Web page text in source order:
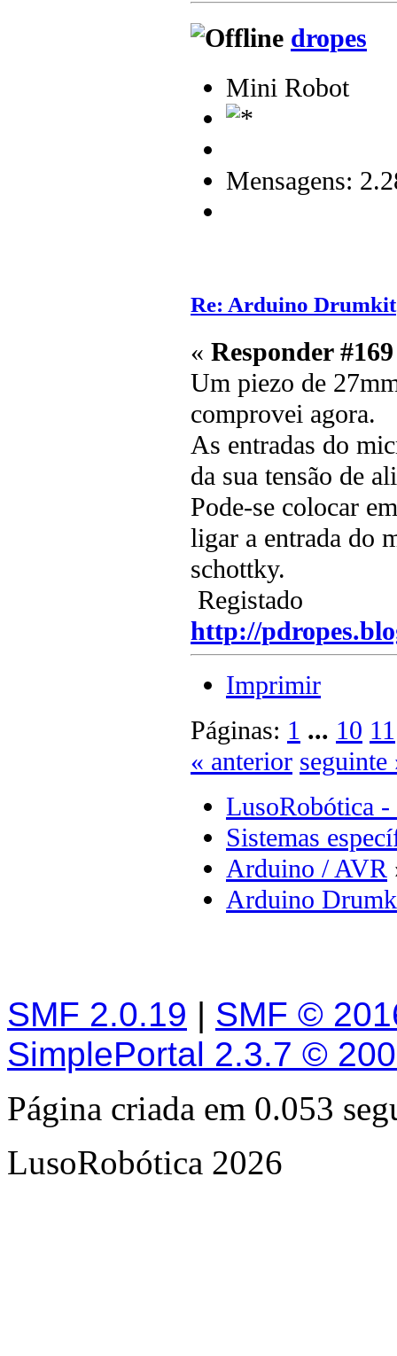
dropes
Mini Robot
Mensagens:
Re: Arduino Drumkit
« Responder
Um piezo de
comprovei agora.
As entradas do
da sua tensão de
Pode-se colocar
ligar a entrada do
schottky.
Registado
http://
Imprimir
Páginas: 1 ... 10 11
« anterior seguinte
LusoRobótica -
Sistemas
Arduino / AVR
Arduino
SMF 2.0.19 | SMF ©
SimplePortal 2.3.7 ©
Página criada em 0.053
LusoRobótica 2026